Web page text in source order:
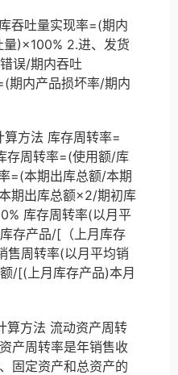
吞吐量实现率=(期内
)×100% 2.进、发货
误/期内吞吐
期内产品损坏率/期内
算方法 库存周转率=
存周转率=(使用额/库
=(本期出库总额/本期
期出库总额×2/期初库
库存周转率(以月平
存产品/[（上月库存
售周转率(以月平均销
/[(上月库存产品)本月
算方法 流动资产周转
产周转率是年销售收
固定资产和总资产的